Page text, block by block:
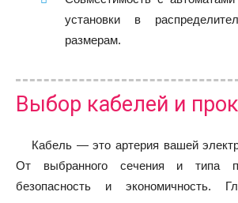
установки в
размерам.
Выбор кабелей и
Кабель — это артерия вашей
От выбранного сечения и типа
безопасность и экономичность.